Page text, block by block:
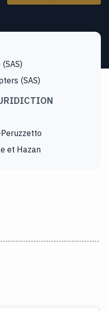
(SAS)
et Hazan